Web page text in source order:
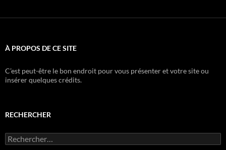
À PROPOS DE CE SITE
C’est peut-être le bon endroit pour vous présenter et votre site ou
insérer quelques crédits.
RECHERCHER
Rechercher :